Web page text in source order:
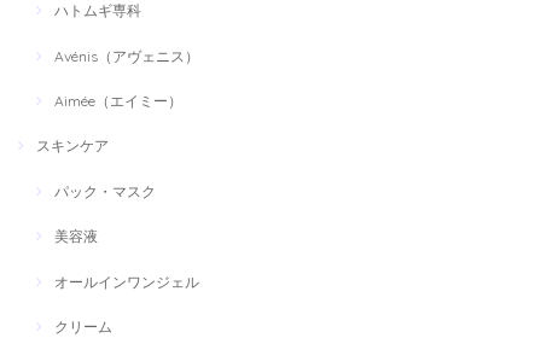
ハトムギ専科
Avénis（アヴェニス）
Aimée（エイミー）
スキンケア
パック・マスク
美容液
オールインワンジェル
クリーム